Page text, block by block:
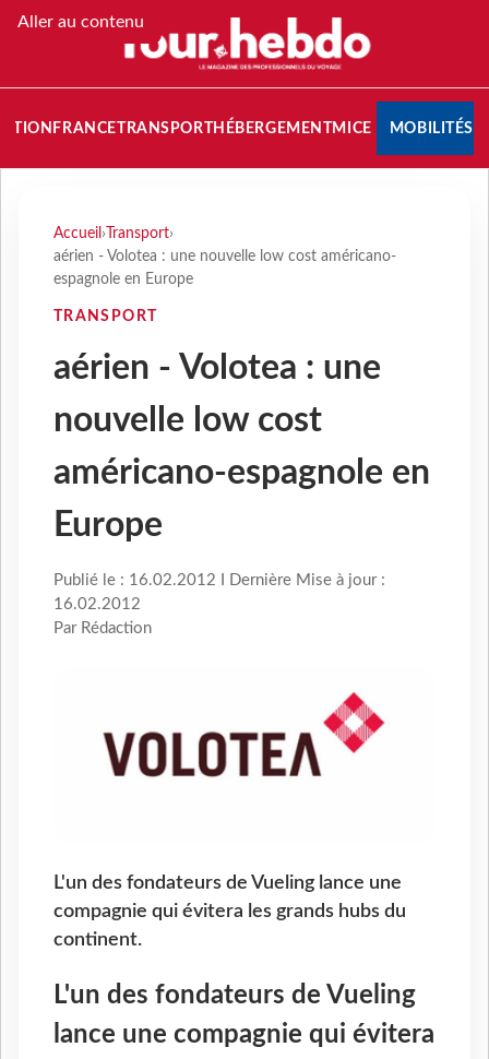
Aller au contenu
FRANCETRANSPORT HÉBERGEMENTMICE MOBILITÉS
Accueil › Transport›
aérien - Volotea : une nouvelle low cost américano-
espagnole en Europe
TRANSPORT
aérien - Volotea : une
nouvelle low cost
américano-espagnole en
Europe
Publié le : 16.02.2012 I Dernière Mise à jour :
16.02.2012
Par Rédaction
L'un des fondateurs de Vueling lance une
compagnie qui évitera les grands hubs du
continent.
L'un des fondateurs de Vueling
lance une compagnie qui évitera